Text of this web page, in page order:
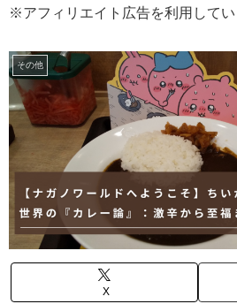
※アフィリエイト広告を利用してい
その他
X